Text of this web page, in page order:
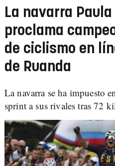
La navarra Paula
proclama
de ciclismo en
de Ruanda
La navarra se ha impuesto
sprint a sus rivales tras 72